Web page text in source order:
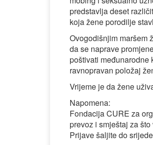
predstavlja deset
koja žene porodilje
Ovogodišnjim maršem
da se naprave
poštivati
ravnopravan položaj
Vrijeme je da žene
Napomena:
Fondacija CURE za
prevoz i smještaj za
Prijave šaljite do